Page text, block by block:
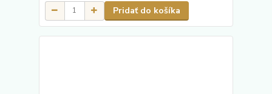
Pridať do košíka